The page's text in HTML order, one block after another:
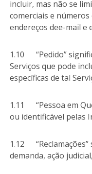
incluir, mas não se
comerciais e
endereços dee-mail e
1.10 “Pedido”
Serviços que pode
específicas de tal
1.11 “Pessoa em
ou identificável pelas
1.12 “Reclamações”
demanda, ação